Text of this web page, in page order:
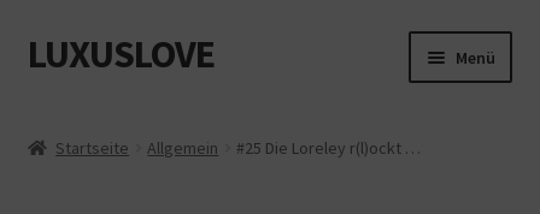
Zur
Navigation
Zum
Inhalt
LUXUSLOVE Menü
Startseite Allgemein #25 Die Loreley r(l)ockt …